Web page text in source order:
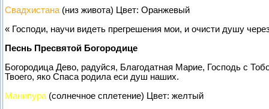
Свадхистана (низ живота) Цвет: Оранжевый
« Господи, научи видеть прегрешения мои, и очисти душу
Песнь Пресвятой Богородице
Богородица Дево, радуйся, Благодатная Марие, Господь с
Твоего, яко Спаса родила еси душ наших.
Манипура (солнечное сплетение) Цвет: желтый